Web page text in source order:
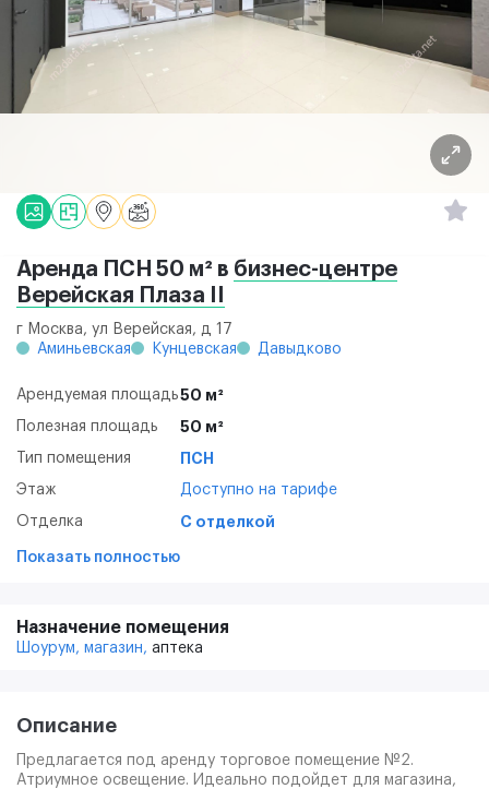
Аренда ПСН 50 м² в бизнес-центре
Верейская Плаза II
г Москва, ул Верейская, д 17
Аминьевская
Кунцевская Давыдково
Арендуемая площадь50 м²
Полезная площадь 50 м²
Тип помещения ПСН
Этаж Доступно на тарифе
Отделка С отделкой
Показать полностью
Назначение помещения
Шоурум, магазин, аптека
Описание
Предлагается под аренду торговое помещение №2.
Атриумное освещение. Идеально подойдет для магазина,